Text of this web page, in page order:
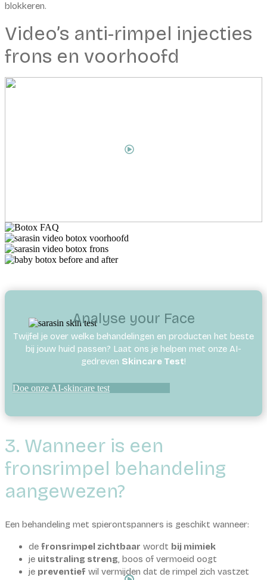
blokkeren.
Video’s anti-rimpel injecties
frons en voorhoofd
Analyse your Face
Twijfel je over welke behandelingen en producten het beste
bij jouw huid passen? Laat ons je helpen met onze AI-
gedreven Skincare Test!
Doe onze AI-skincare test
3. Wanneer is een
fronsrimpel behandeling
aangewezen?
Een behandeling met spierontspanners is geschikt wanneer:
de fronsrimpel zichtbaar wordt bij mimiek
je uitstraling streng, boos of vermoeid oogt
je preventief wil vermijden dat de rimpel zich vastzet